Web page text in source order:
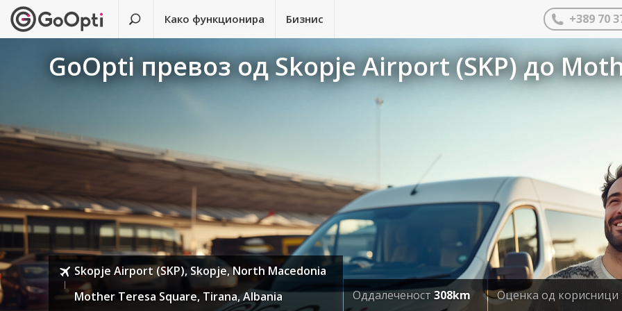
Како функционира Бизнис +389 70
GoOpti превоз од Skopje Airport (SKP) до
Skopje Airport (SKP), Skopje, North Macedonia
Mother Teresa Square, Tirana, Albania
Оддалеченост 308km Оценка од корисници